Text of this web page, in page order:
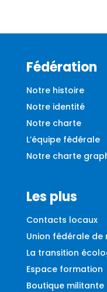
Fédération
Notre histoire
Notre identité
Notre charte
L’équipe fédérale
Notre charte
Les plus
Contacts locaux
Union fédérale de
La transition
Espace formation
Boutique militante